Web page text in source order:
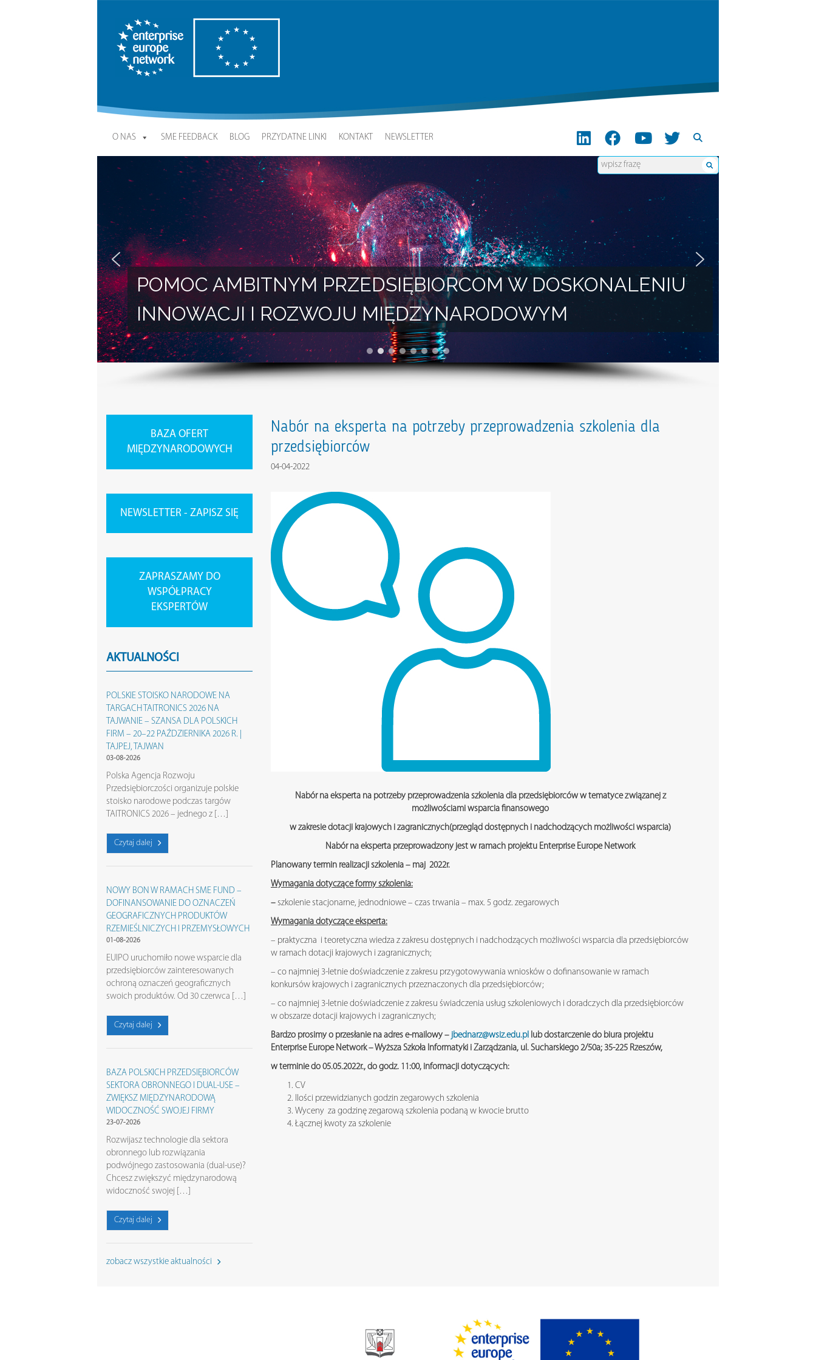
Enterprise Europe Network
O NAS SME FEEDBACK BLOG PRZYDATNE LINKI KONTAKT NEWSLETTER
POMOC AMBITNYM PRZEDSIĘBIORCOM W DOSKONALENIU
INNOWACJI I ROZWOJU MIĘDZYNARODOWYM
BAZA OFERT
MIĘDZYNARODOWYCH
NEWSLETTER - ZAPISZ SIĘ
ZAPRASZAMY DO
WSPÓŁPRACY
EKSPERTÓW
AKTUALNOŚCI
POLSKIE STOISKO NARODOWE NA
TARGACH TAITRONICS 2026 NA
TAJWANIE – SZANSA DLA POLSKICH
FIRM – 20–22 PAŹDZIERNIKA 2026 R. |
TAJPEJ, TAJWAN
03-08-2026
Polska Agencja Rozwoju
Przedsiębiorczości organizuje polskie
stoisko narodowe podczas targów
TAITRONICS 2026 – jednego z […]
Czytaj dalej
NOWY BON W RAMACH SME FUND –
DOFINANSOWANIE DO OZNACZEŃ
GEOGRAFICZNYCH PRODUKTÓW
RZEMIEŚLNICZYCH I PRZEMYSŁOWYCH
01-08-2026
EUIPO uruchomiło nowe wsparcie dla
przedsiębiorców zainteresowanych
ochroną oznaczeń geograficznych
swoich produktów. Od 30 czerwca […]
Czytaj dalej
BAZA POLSKICH PRZEDSIĘBIORCÓW
SEKTORA OBRONNEGO I DUAL-USE –
ZWIĘKSZ MIĘDZYNARODOWĄ
WIDOCZNOŚĆ SWOJEJ FIRMY
23-07-2026
Rozwijasz technologie dla sektora
obronnego lub rozwiązania
podwójnego zastosowania (dual-use)?
Chcesz zwiększyć międzynarodową
widoczność swojej […]
Czytaj dalej
zobacz wszystkie aktualności
Nabór na eksperta na potrzeby przeprowadzenia szkolenia dla
przedsiębiorców
04-04-2022
Nabór na eksperta na potrzeby przeprowadzenia szkolenia dla przedsiębiorców w tematyce związanej z
możliwościami wsparcia finansowego
w zakresie dotacji krajowych i zagranicznych(przegląd dostępnych i nadchodzących możliwości wsparcia)
Nabór na eksperta przeprowadzony jest w ramach projektu Enterprise Europe Network
Planowany termin realizacji szkolenia – maj 2022r.
Wymagania dotyczące formy szkolenia:
– szkolenie stacjonarne, jednodniowe – czas trwania – max. 5 godz. zegarowych
Wymagania dotyczące eksperta:
– praktyczna i teoretyczna wiedza z zakresu dostępnych i nadchodzących możliwości wsparcia dla przedsiębiorców
w ramach dotacji krajowych i zagranicznych;
– co najmniej 3-letnie doświadczenie z zakresu przygotowywania wniosków o dofinansowanie w ramach
konkursów krajowych i zagranicznych przeznaczonych dla przedsiębiorców;
– co najmniej 3-letnie doświadczenie z zakresu świadczenia usług szkoleniowych i doradczych dla przedsiębiorców
w obszarze dotacji krajowych i zagranicznych;
Bardzo prosimy o przesłanie na adres e-mailowy – jbednarz@wsiz.edu.pl lub dostarczenie do biura projektu
Enterprise Europe Network – Wyższa Szkoła Informatyki i Zarządzania, ul. Sucharskiego 2/50a; 35-225 Rzeszów,
w terminie do 05.05.2022r., do godz. 11:00, informacji dotyczących:
CV
Ilości przewidzianych godzin zegarowych szkolenia
Wyceny za godzinę zegarową szkolenia podaną w kwocie brutto
Łącznej kwoty za szkolenie